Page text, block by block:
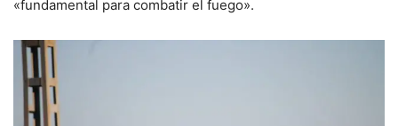
«fundamental para combatir el fuego».